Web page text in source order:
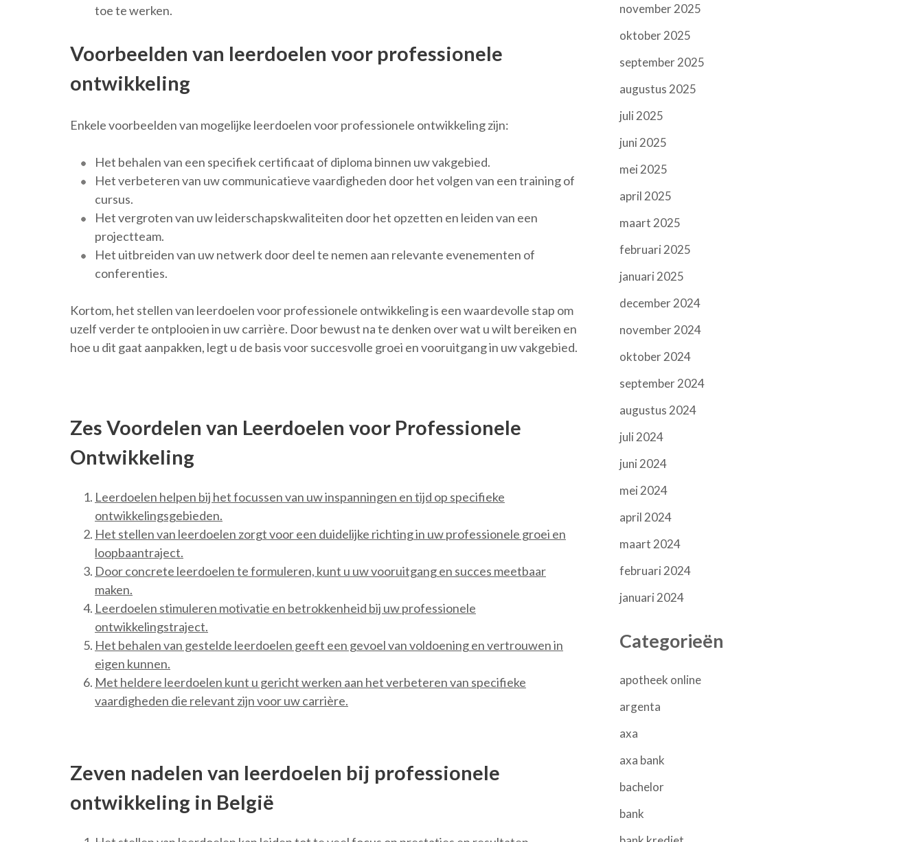
toe te werken.
Voorbeelden van leerdoelen voor professionele
ontwikkeling
Enkele voorbeelden van mogelijke leerdoelen voor professionele ontwikkeling zijn:
Het behalen van een specifiek certificaat of diploma binnen uw vakgebied.
Het verbeteren van uw communicatieve vaardigheden door het volgen van een training of
cursus.
Het vergroten van uw leiderschapskwaliteiten door het opzetten en leiden van een
projectteam.
Het uitbreiden van uw netwerk door deel te nemen aan relevante evenementen of
conferenties.
Kortom, het stellen van leerdoelen voor professionele ontwikkeling is een waardevolle stap om
uzelf verder te ontplooien in uw carrière. Door bewust na te denken over wat u wilt bereiken en
hoe u dit gaat aanpakken, legt u de basis voor succesvolle groei en vooruitgang in uw vakgebied.
Zes Voordelen van Leerdoelen voor Professionele
Ontwikkeling
Leerdoelen helpen bij het focussen van uw inspanningen en tijd op specifieke
ontwikkelingsgebieden.
Het stellen van leerdoelen zorgt voor een duidelijke richting in uw professionele groei en
loopbaantraject.
Door concrete leerdoelen te formuleren, kunt u uw vooruitgang en succes meetbaar
maken.
Leerdoelen stimuleren motivatie en betrokkenheid bij uw professionele
ontwikkelingstraject.
Het behalen van gestelde leerdoelen geeft een gevoel van voldoening en vertrouwen in
eigen kunnen.
Met heldere leerdoelen kunt u gericht werken aan het verbeteren van specifieke
vaardigheden die relevant zijn voor uw carrière.
Zeven nadelen van leerdoelen bij professionele
ontwikkeling in België
november 2025
oktober 2025
september 2025
augustus 2025
juli 2025
juni 2025
mei 2025
april 2025
maart 2025
februari 2025
januari 2025
december 2024
november 2024
oktober 2024
september 2024
augustus 2024
juli 2024
juni 2024
mei 2024
april 2024
maart 2024
februari 2024
januari 2024
Categorieën
apotheek online
argenta
axa
axa bank
bachelor
bank